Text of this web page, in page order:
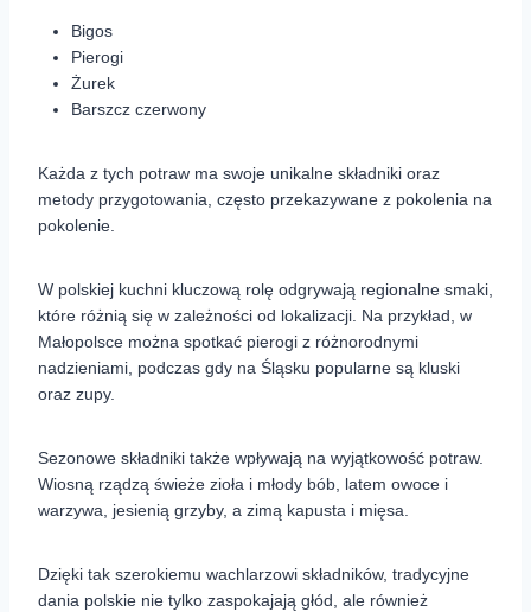
Bigos
Pierogi
Żurek
Barszcz czerwony
Każda z tych potraw ma swoje unikalne składniki oraz
metody przygotowania, często przekazywane z pokolenia na
pokolenie.
W polskiej kuchni kluczową rolę odgrywają regionalne smaki,
które różnią się w zależności od lokalizacji. Na przykład, w
Małopolsce można spotkać pierogi z różnorodnymi
nadzieniami, podczas gdy na Śląsku popularne są kluski
oraz zupy.
Sezonowe składniki także wpływają na wyjątkowość potraw.
Wiosną rządzą świeże zioła i młody bób, latem owoce i
warzywa, jesienią grzyby, a zimą kapusta i mięsa.
Dzięki tak szerokiemu wachlarzowi składników, tradycyjne
dania polskie nie tylko zaspokajają głód, ale również